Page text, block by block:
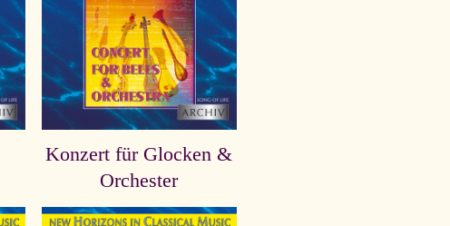
Konzert für Glocken &
Orchester